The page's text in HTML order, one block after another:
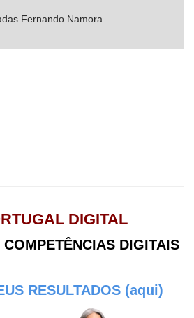
Fernando Namora
DIGITAL
DIGITAIS
RESULTADOS (aqui)